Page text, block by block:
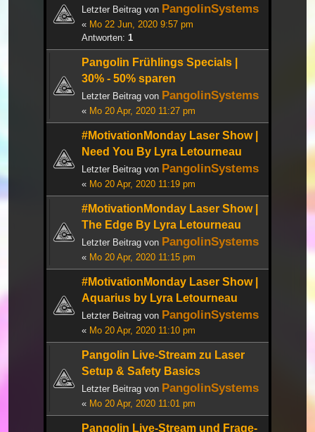
Letzter Beitrag von PangolinSystems
« Mo 22 Jun, 2020 9:57 pm
Antworten: 1
Pangolin Frühlings Specials |
30% - 50% sparen
Letzter Beitrag von PangolinSystems
« Mo 20 Apr, 2020 11:27 pm
#MotivationMonday Laser Show |
Need You By Lyra Letourneau
Letzter Beitrag von PangolinSystems
« Mo 20 Apr, 2020 11:19 pm
#MotivationMonday Laser Show |
The Edge By Lyra Letourneau
Letzter Beitrag von PangolinSystems
« Mo 20 Apr, 2020 11:15 pm
#MotivationMonday Laser Show |
Aquarius by Lyra Letourneau
Letzter Beitrag von PangolinSystems
« Mo 20 Apr, 2020 11:10 pm
Pangolin Live-Stream zu Laser
Setup & Safety Basics
Letzter Beitrag von PangolinSystems
« Mo 20 Apr, 2020 11:01 pm
Pangolin Live-Stream und Frage-